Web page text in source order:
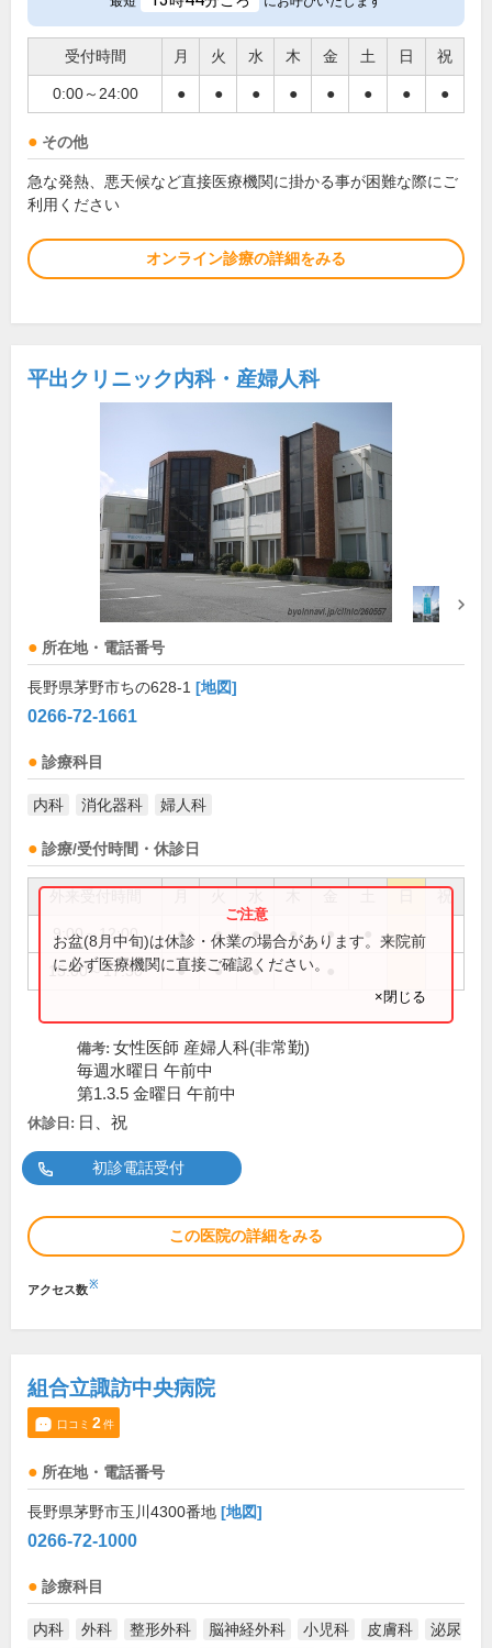
受付時間 月 火 水 木 金 土 日 祝
0:00～24:00 ● ● ● ● ● ● ● ●
その他
急な発熱、悪天候など直接医療機関に掛かる事が困難な際にご
利用ください
オンライン診療の詳細をみる
平出クリニック内科・産婦人科
所在地・電話番号
長野県茅野市ちの628-1 [地図]
0266-72-1661
診療科目
内科 消化器科 婦人科
診療/受付時間・休診日
祝
9:00～12:00 ● ● ● ● ●
15:00～17:30 ● ● ●
お盆(8月中旬)は休診・休業の場合があります。来院前
に必ず医療機関に直接ご確認ください。
×閉じる
備考: 女性医師 産婦人科(非常勤)
毎週水曜日 午前中
第1.3.5 金曜日 午前中
休診日: 日、祝
初診電話受付
この医院の詳細をみる
アクセス数※
組合立諏訪中央病院
口コミ 2件
所在地・電話番号
長野県茅野市玉川4300番地 [地図]
0266-72-1000
診療科目
内科 外科 整形外科 脳神経外科 小児科 皮膚科
泌尿